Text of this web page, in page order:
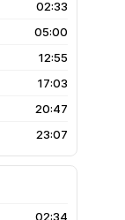
02:33
05:00
12:55
17:03
20:47
23:07
02:34